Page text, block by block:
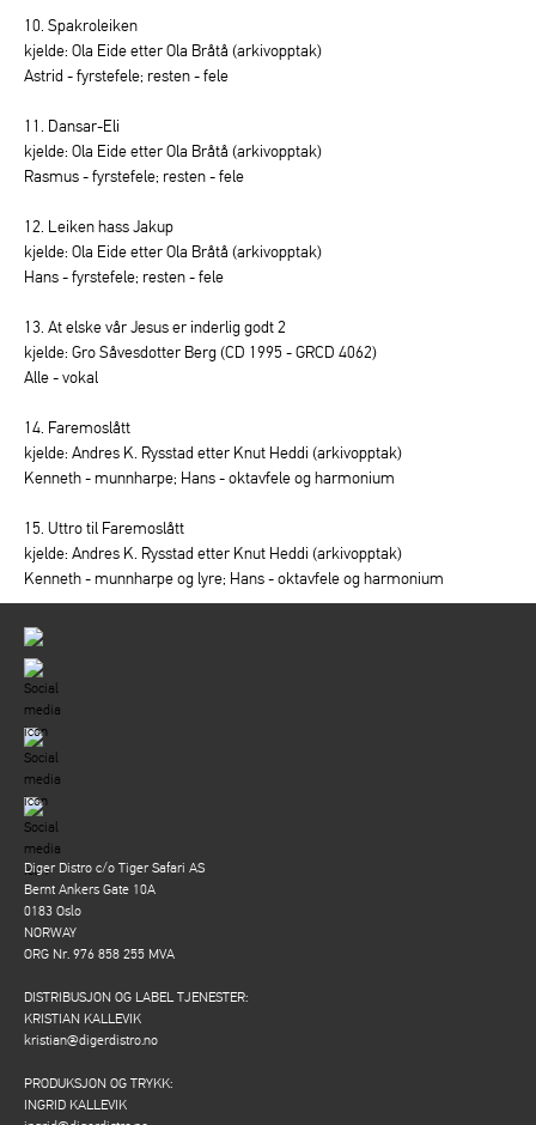
10. Spakroleiken
kjelde: Ola Eide etter Ola Bråtå (arkivopptak)
Astrid - fyrstefele; resten - fele
11. Dansar-Eli
kjelde: Ola Eide etter Ola Bråtå (arkivopptak)
Rasmus - fyrstefele; resten - fele
12. Leiken hass Jakup
kjelde: Ola Eide etter Ola Bråtå (arkivopptak)
Hans - fyrstefele; resten - fele
13. At elske vår Jesus er inderlig godt 2
kjelde: Gro Såvesdotter Berg (CD 1995 - GRCD 4062)
Alle - vokal
14. Faremoslått
kjelde: Andres K. Rysstad etter Knut Heddi (arkivopptak)
Kenneth - munnharpe; Hans - oktavfele og harmonium
15. Uttro til Faremoslått
kjelde: Andres K. Rysstad etter Knut Heddi (arkivopptak)
Kenneth - munnharpe og lyre; Hans - oktavfele og harmonium
Diger Distro c/o Tiger Safari AS
Bernt Ankers Gate 10A
0183 Oslo
NORWAY
ORG Nr. 976 858 255 MVA
DISTRIBUSJON OG LABEL TJENESTER:
KRISTIAN KALLEVIK
kristian@digerdistro.no
PRODUKSJON OG TRYKK:
INGRID KALLEVIK